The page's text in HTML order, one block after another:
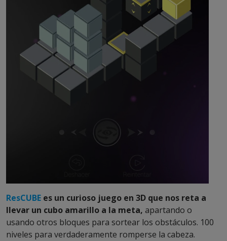
ResCUBE es un curioso juego en 3D que nos reta a
llevar un cubo amarillo a la meta, apartando o
usando otros bloques para sortear los obstáculos. 100
niveles para verdaderamente romperse la cabeza.